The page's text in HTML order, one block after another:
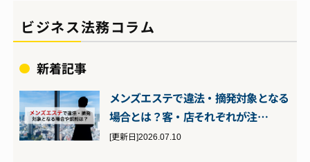
ビジネス法務コラム
新着記事
メンズエステで違法・摘発対象となる
場合とは？客・店それぞれが注…
[更新日]2026.07.10